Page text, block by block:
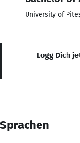
University of
Logg Dich
Sprachen